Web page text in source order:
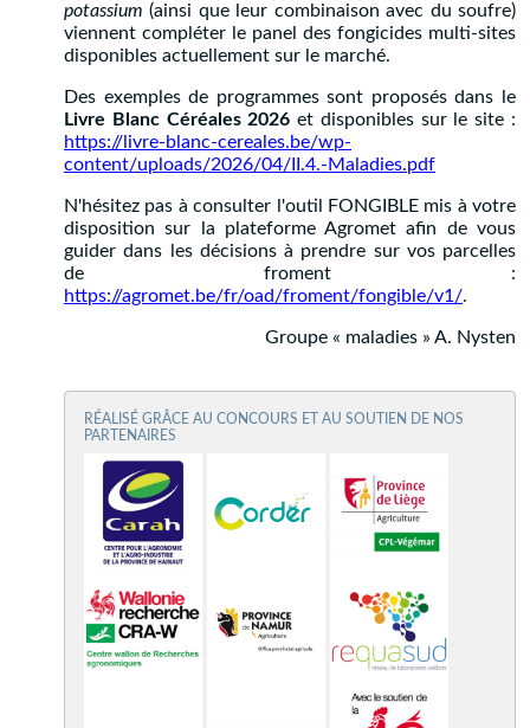
potassium (ainsi que leur combinaison avec du soufre)
viennent compléter le panel des fongicides multi-sites
disponibles actuellement sur le marché.
Des exemples de programmes sont proposés dans le
Livre Blanc Céréales 2026 et disponibles sur le site :
https://livre-blanc-cereales.be/wp-
content/uploads/2026/04/II.4.-Maladies.pdf
N'hésitez pas à consulter l'outil FONGIBLE mis à votre
disposition sur la plateforme Agromet afin de vous
guider dans les décisions à prendre sur vos parcelles
de froment :
https://agromet.be/fr/oad/froment/fongible/v1/.
Groupe « maladies » A. Nysten
RÉALISÉ GRÂCE AU CONCOURS ET AU SOUTIEN DE NOS
PARTENAIRES